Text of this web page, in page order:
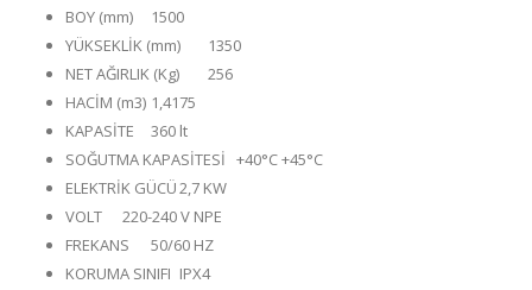
BOY (mm)
1500
YÜKSEKLİK (mm)
1350
NET AĞIRLIK (Kg)
256
HACİM (m3) 1,4175
KAPASİTE
360 lt
SOĞUTMA KAPASİTESİ +40°C +45°C
ELEKTRİK GÜCÜ2,7 KW
VOLT
220-240 V NPE
FREKANS
50/60 HZ
KORUMA SINIFI IPX4